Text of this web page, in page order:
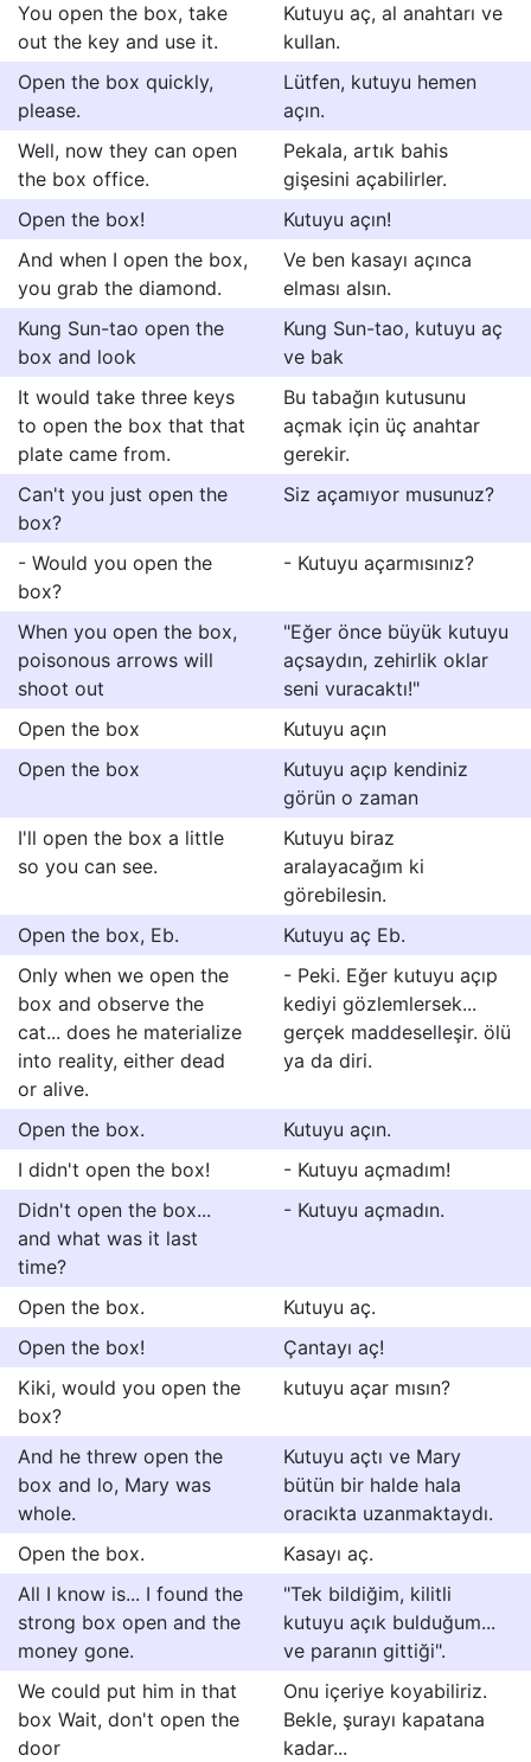
You open the box, take
out the key and use it.
Kutuyu aç, al anahtarı ve
kullan.
Open the box quickly,
please.
Lütfen, kutuyu hemen
açın.
Well, now they can open
the box office.
Pekala, artık bahis
gişesini açabilirler.
Open the box!
Kutuyu açın!
And when I open the box,
you grab the diamond.
Ve ben kasayı açınca
elması alsın.
Kung Sun-tao open the
box and look
Kung Sun-tao, kutuyu aç
ve bak
It would take three keys
to open the box that that
plate came from.
Bu tabağın kutusunu
açmak için üç anahtar
gerekir.
Can't you just open the
box?
Siz açamıyor musunuz?
- Would you open the
box?
- Kutuyu açarmısınız?
When you open the box,
poisonous arrows will
shoot out
"Eğer önce büyük kutuyu
açsaydın, zehirlik oklar
seni vuracaktı!"
Open the box
Kutuyu açın
Open the box
Kutuyu açıp kendiniz
görün o zaman
I'll open the box a little
so you can see.
Kutuyu biraz
aralayacağım ki
görebilesin.
Open the box, Eb.
Kutuyu aç Eb.
Only when we open the
box and observe the
cat... does he materialize
into reality, either dead
or alive.
- Peki. Eğer kutuyu açıp
kediyi gözlemlersek...
gerçek maddeselleşir. ölü
ya da diri.
Open the box.
Kutuyu açın.
I didn't open the box!
- Kutuyu açmadım!
Didn't open the box...
and what was it last
time?
- Kutuyu açmadın.
Open the box.
Kutuyu aç.
Open the box!
Çantayı aç!
Kiki, would you open the
box?
kutuyu açar mısın?
And he threw open the
box and lo, Mary was
whole.
Kutuyu açtı ve Mary
bütün bir halde hala
oracıkta uzanmaktaydı.
Open the box.
Kasayı aç.
All I know is... I found the
strong box open and the
money gone.
"Tek bildiğim, kilitli
kutuyu açık bulduğum...
ve paranın gittiği".
We could put him in that
box Wait, don't open the
door
Onu içeriye koyabiliriz.
Bekle, şurayı kapatana
kadar...